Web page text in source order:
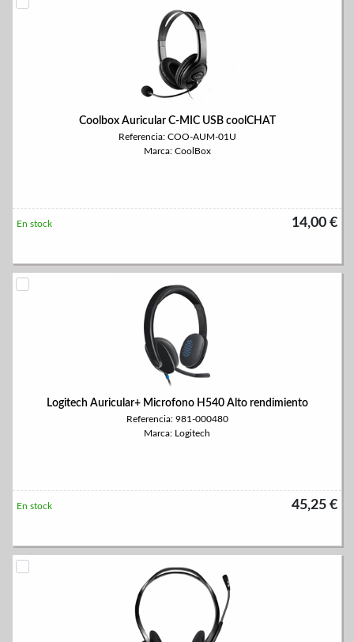
Coolbox Auricular C-MIC USB coolCHAT
Referencia: COO-AUM-01U
Marca: CoolBox
14,00 €
En stock
Logitech Auricular+ Microfono H540 Alto rendimiento
Referencia: 981-000480
Marca: Logitech
45,25 €
En stock